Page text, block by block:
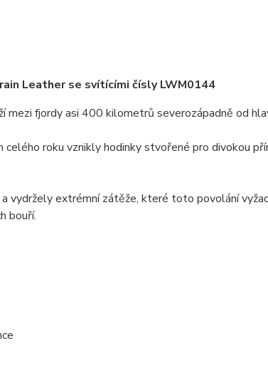
Leather se svítícími čísly LWM0144
mezi fjordy asi 400 kilometrů severozápadně od
roku vznikly hodinky stvořené pro divokou
vydržely extrémní zátěže, které toto povolání
bouří.